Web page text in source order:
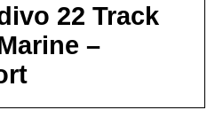
22 Track
–